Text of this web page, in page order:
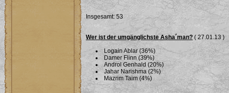
Insgesamt: 53
Wer ist der umgänglichste Asha´man? ( 27.01.13 )
Logain Ablar (36%)
Damer Flinn (39%)
Androl Genhald (20%)
Jahar Narishma (2%)
Mazrim Taim (4%)